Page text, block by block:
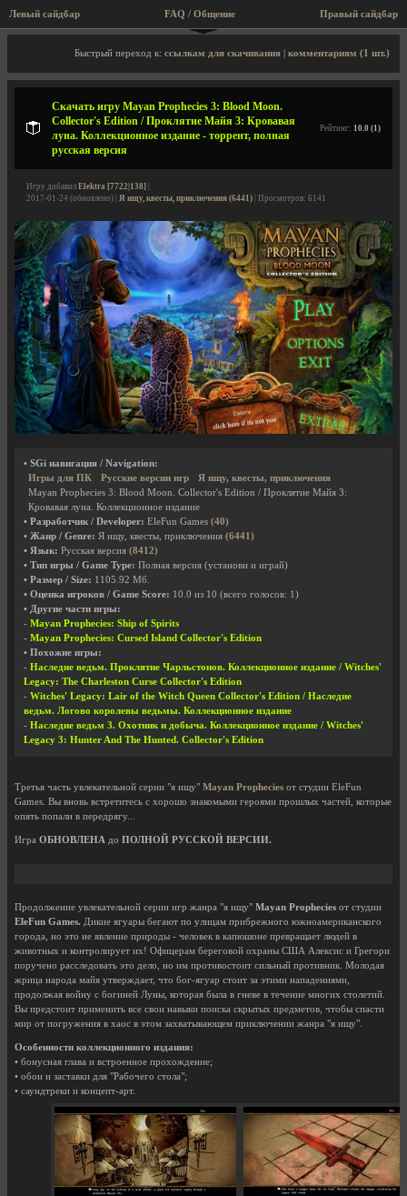
Левый сайдбар Правый сайдбар
FAQ / Общение
Описание игры, торрент, скриншоты, видео
Быстрый переход к: ссылкам для скачивания комментариям (1 шт.)
Скачать игру Mayan Prophecies 3: Blood Moon.
Collector's Edition / Проклятие Майя 3: Кровавая
луна. Коллекционное издание - торрент, полная
русская версия
Рейтинг: 10.0 (1)
Игру добавил Elektra [7722|138]
2017-01-24 (обновлено) | Я ищу, квесты, приключения (6441) | Просмотров: 6141
• SGi навигация / Navigation:
Игры для ПК
Русские версии игр
Я ищу, квесты, приключения
Mayan Prophecies 3: Blood Moon. Collector's Edition / Проклятие Майя 3:
Кровавая луна. Коллекционное издание
• Разработчик / Developer: EleFun Games (40)
• Жанр / Genre: Я ищу, квесты, приключения (6441)
• Язык: Русская версия (8412)
• Тип игры / Game Type: Полная версия (установи и играй)
• Размер / Size: 1105.92 Мб.
• Оценка игроков / Game Score: 10.0 из 10 (всего голосов: 1 )
• Другие части игры:
- Mayan Prophecies: Ship of Spirits
- Mayan Prophecies: Cursed Island Collector's Edition
• Похожие игры:
- Наследие ведьм. Проклятие Чарльстонов. Коллекционное издание / Witches'
Legacy: The Charleston Curse Collector's Edition
- Witches' Legacy: Lair of the Witch Queen Collector's Edition / Наследие
ведьм. Логово королевы ведьмы. Коллекционное издание
- Наследие ведьм 3. Охотник и добыча. Коллекционное издание / Witches'
Legacy 3: Hunter And The Hunted. Collector's Edition
Третья часть увлекательной серии "я ищу" Mayan Prophecies от студии EleFun
Games. Вы вновь встретитесь с хорошо знакомыми героями прошлых частей, которые
опять попали в передрягу...
Игра ОБНОВЛЕНА до ПОЛНОЙ РУССКОЙ ВЕРСИИ.
Продолжение увлекательной серии игр жанра "я ищу" Mayan Prophecies от студии
EleFun Games. Дикие ягуары бегают по улицам прибрежного южноамериканского
города, но это не явление природы - человек в капюшоне превращает людей в
животных и контролирует их! Офицерам береговой охраны США Алексис и Грегори
поручено расследовать это дело, но им противостоит сильный противник. Молодая
жрица народа майя утверждает, что бог-ягуар стоит за этими нападениями,
продолжая войну с богиней Луны, которая была в гневе в течение многих столетий.
Вы предстоит применить все свои навыки поиска скрытых предметов, чтобы спасти
мир от погружения в хаос в этом захватывающем приключении жанра "я ищу".
Особенности коллекционного издания:
• бонусная глава и встроенное прохождение;
• обои и заставки для "Рабочего стола";
• саундтреки и концепт-арт.